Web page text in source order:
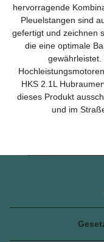
hervorragende
Pleuelstangen sind
gefertigt und zeichnen
die eine optimale
gewährleistet.
HKS 2.1L
dieses Produkt
und im